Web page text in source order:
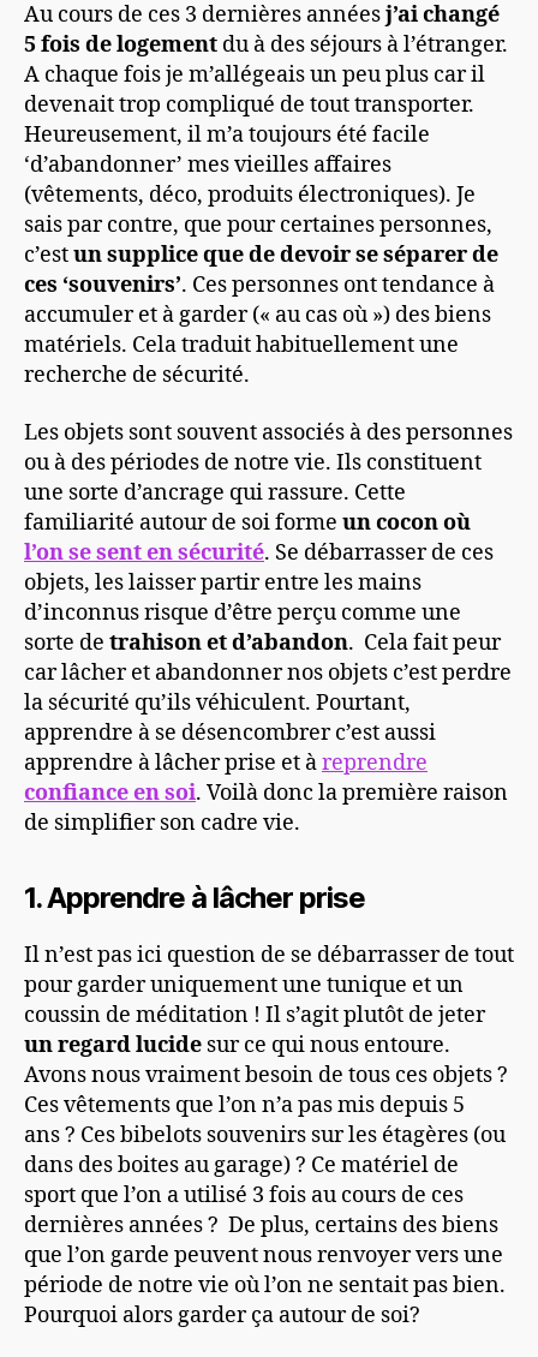
Au cours de ces 3 dernières annéesj’ai changé
5 fois de logement du à des séjours à l’étranger.
A chaque fois je m’allégeais un peu plus car il
devenait trop compliqué de tout transporter.
Heureusement, il m’a toujours été facile
‘d’abandonner’ mes vieilles affaires
(vêtements, déco, produits électroniques). Je
sais par contre, que pour certaines personnes,
c’estun supplice que de devoir se séparer de
ces ‘souvenirs’. Ces personnes ont tendance à
accumuler et à garder (« au cas où ») des biens
matériels. Cela traduit habituellement une
recherche de sécurité.
Les objets sont souvent associés à des personnes
ou à des périodes de notre vie. Ils constituent
une sorte d’ancrage qui rassure. Cette
familiarité autour de soi forme un cocon où
l’on se sent en sécurité. Se débarrasser de ces
objets, les laisser partir entre les mains
d’inconnus risque d’être perçu comme une
sorte de trahison et d’abandon. Cela fait peur
car lâcher et abandonner nos objets c’est perdre
la sécurité qu’ils véhiculent. Pourtant,
apprendre à se désencombrer c’est aussi
apprendre à lâcher prise et àreprendre
confiance en soi. Voilà donc la première raison
de simplifier son cadre vie.
1. Apprendre à lâcher prise
Il n’est pas ici question de se débarrasser de tout
pour garder uniquement une tunique et un
coussin de méditation ! Il s’agit plutôt de jeter
un regard lucide sur ce qui nous entoure.
Avons nous vraiment besoin de tous ces objets ?
Ces vêtements que l’on n’a pas mis depuis 5
ans ? Ces bibelots souvenirs sur les étagères (ou
dans des boites au garage) ? Ce matériel de
sport que l’on a utilisé 3 fois au cours de ces
dernières années ? De plus, certains des biens
que l’on garde peuvent nous renvoyer vers une
période de notre vie où l’on ne sentait pas bien.
Pourquoi alors garder ça autour de soi?